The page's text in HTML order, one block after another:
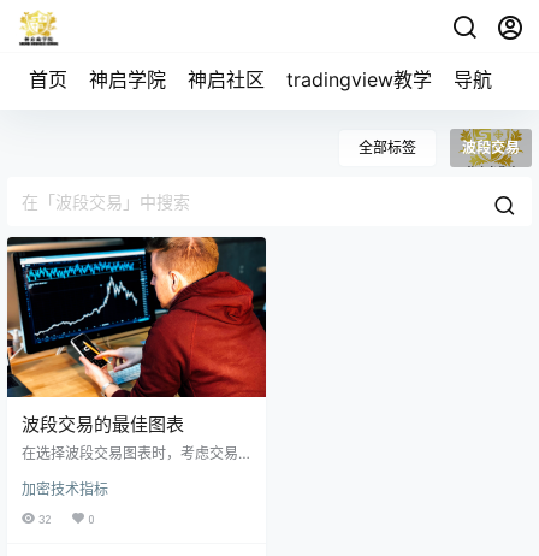
首页 神启学院 神启社区 tradingview教学 导航
全部标签 波段交易
波段交易的最佳图表
在选择波段交易图表时，考虑交易
期交易中很受欢迎，而砖形图和 Hei
kin Ashi 图表可能更适合长期交易。
加密技术指标
32 0